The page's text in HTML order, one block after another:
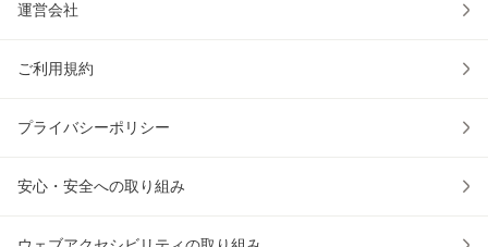
運営会社
ご利用規約
プライバシーポリシー
安心・安全への取り組み